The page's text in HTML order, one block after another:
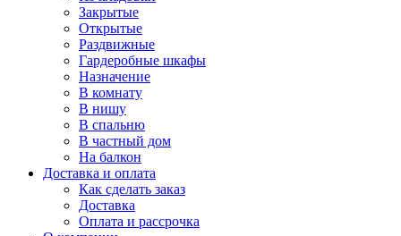
Закрытые
Открытые
Раздвижные
Гардеробные шкафы
Назначение
В комнату
В нишу
В спальню
В частный дом
На балкон
Доставка и оплата
Как сделать заказ
Доставка
Оплата и рассрочка